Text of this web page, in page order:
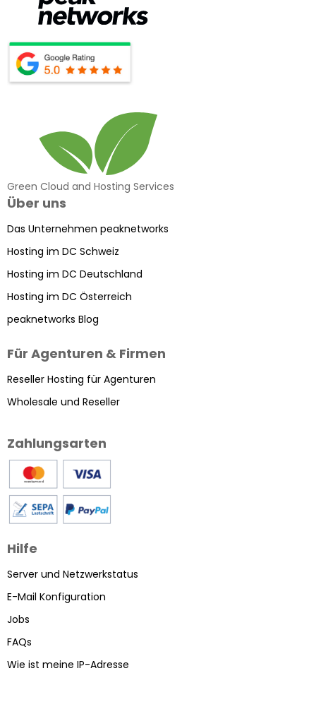
Green Cloud and Hosting Services
Über uns
Das Unternehmen peaknetworks
Hosting im DC Schweiz
Hosting im DC Deutschland
Hosting im DC Österreich
peaknetworks Blog
Für Agenturen & Firmen
Reseller Hosting für Agenturen
Wholesale und Reseller
Zahlungsarten
Hilfe
Server und Netzwerkstatus
E-Mail Konfiguration
Jobs
FAQs
Wie ist meine IP-Adresse